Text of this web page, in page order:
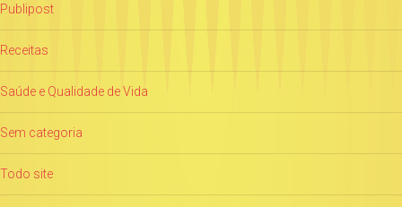
Publipost
Receitas
Saúde e Qualidade de Vida
Sem categoria
Todo site